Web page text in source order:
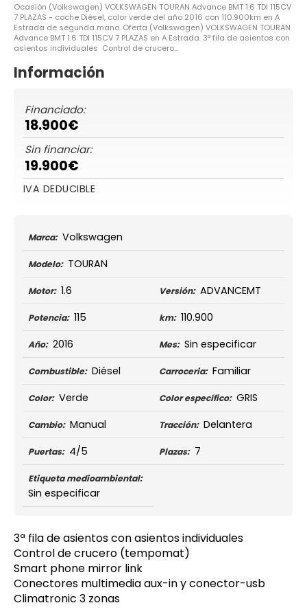
Ocasión (Volkswagen) VOLKSWAGEN TOURAN Advance BMT 1.6 TDI 115CV
7 PLAZAS - coche Diésel, color verde del año 2016 con 110.900km en A
Estrada de segunda mano. Oferta (Volkswagen) VOLKSWAGEN TOURAN
Advance BMT 1.6 TDI 115CV 7 PLAZAS en A Estrada. 3ª fila de asientos con
asientos individuales Control de crucero...
Información
Financiado:
18.900€
Sin financiar:
19.900€
IVA DEDUCIBLE
Marca: Volkswagen
Modelo: TOURAN
Motor: 1.6 Versión: ADVANCEMT
Potencia: 115 km: 110.900
Año: 2016 Mes: Sin especificar
Combustible: Diésel Carroceria: Familiar
Color: Verde Color específico: GRIS
Cambio: Manual Tracción: Delantera
Puertas: 4/5 Plazas: 7
Etiqueta medioambiental:
Sin especificar
3ª fila de asientos con asientos individuales
Control de crucero (tempomat)
Smart phone mirror link
Conectores multimedia aux-in y conector-usb
Climatronic 3 zonas